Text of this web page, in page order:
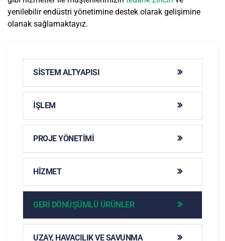
yenilebilir endüstri yönetimine destek olarak gelişimine
olanak sağlamaktayız.
SISTEM ALTYAPISI
İŞLEM
PROJE YÖNETIMI
HIZMET
GERI DÖNÜŞÜMLÜ ÜRÜNLER
UZAY, HAVACILIK VE SAVUNMA